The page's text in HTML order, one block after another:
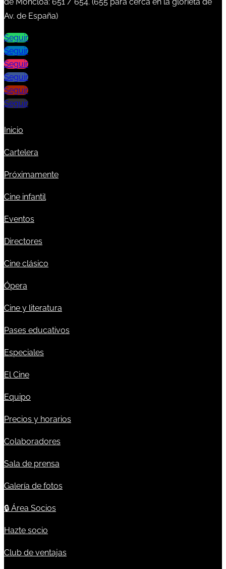
Av. de España)
Seguir
Seguir
Seguir
Seguir
Seguir
Seguir
Inicio
Cartelera
Próximamente
Cine infantil
Eventos
Directores
Cine clásico
Ópera
Cine y literatura
Pases educativos
Especiales
El Cine
Equipo
Precios y horarios
Colaboradores
Sala de prensa
Galería de fotos
🔒 Área Socios
Hazte socio
Club de ventajas